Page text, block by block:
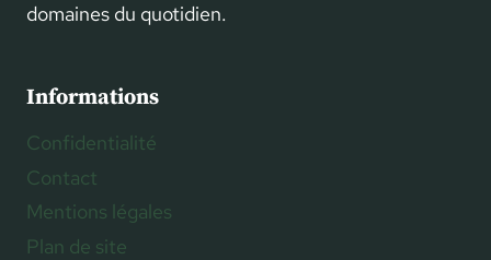
domaines du quotidien.
Informations
Confidentialité
Contact
Mentions légales
Plan de site